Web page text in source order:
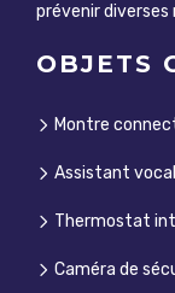
prévenir diverses
OBJETS
Montre
Assistant
Thermostat
Caméra de